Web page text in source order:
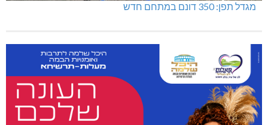
מגדל תפן: 350 דונם במתחם חדש